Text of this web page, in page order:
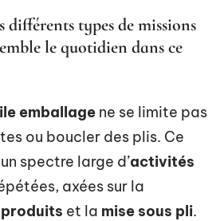
différents types de missions
le quotidien dans ce
emballage ne se limite pas
ou boucler des plis. Ce
spectre large d’activités
axées sur la
produits et la mise sous pli.